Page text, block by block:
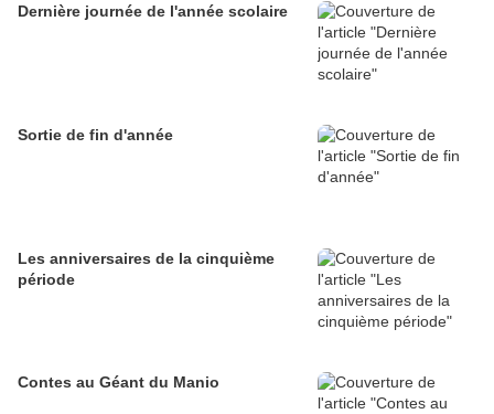
Dernière journée de l'année scolaire
Sortie de fin d'année
Les anniversaires de la cinquième
période
Contes au Géant du Manio